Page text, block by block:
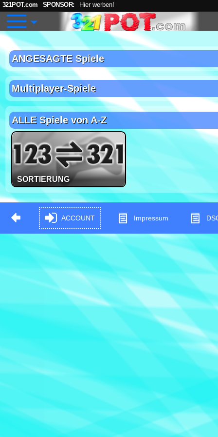
321POT.com SPONSOR: Hier werben!
ANGESAGTE Spiele
Multiplayer-Spiele
ALLE Spiele von A-Z
SORTIERUNG
ACCOUNT Impressum